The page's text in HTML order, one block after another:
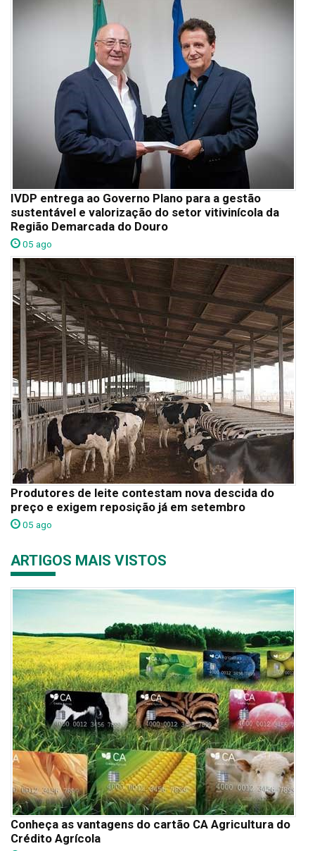
IVDP entrega ao Governo Plano para a gestão
sustentável e valorização do setor vitivinícola da
Região Demarcada do Douro
05 ago
Produtores de leite contestam nova descida do
preço e exigem reposição já em setembro
05 ago
ARTIGOS MAIS VISTOS
Conheça as vantagens do cartão CA Agricultura do
Crédito Agrícola